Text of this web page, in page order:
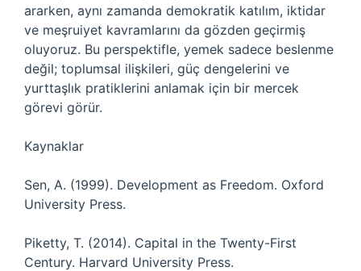
ararken, aynı zamanda demokratik katılım, iktidar
ve meşruiyet kavramlarını da gözden geçirmiş
oluyoruz. Bu perspektifle, yemek sadece beslenme
değil; toplumsal ilişkileri, güç dengelerini ve
yurttaşlık pratiklerini anlamak için bir mercek
görevi görür.
Kaynaklar
Sen, A. (1999). Development as Freedom. Oxford
University Press.
Piketty, T. (2014). Capital in the Twenty-First
Century. Harvard University Press.